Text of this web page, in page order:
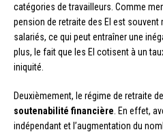
catégories de travailleurs. Comme
pension de retraite des EI est
salariés, ce qui peut entraîner une
plus, le fait que les EI cotisent à un
iniquité.
Deuxièmement, le régime de retraite
soutenabilité financière . En effet,
indépendant et l’augmentation du